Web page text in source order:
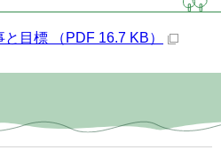
目標 （PDF 16.7 KB）